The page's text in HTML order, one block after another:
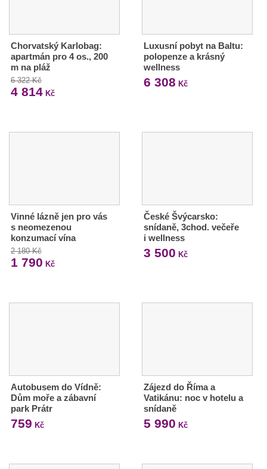
Chorvatský Karlobag:
apartmán pro 4 os., 200
m na pláž
6 322 Kč
4 814 Kč
Luxusní pobyt na Baltu:
polopenze a krásný
wellness
6 308 Kč
Vinné lázně jen pro vás
s neomezenou
konzumací vína
2 180 Kč
1 790 Kč
České Švýcarsko:
snídaně, 3chod. večeře
i wellness
3 500 Kč
Autobusem do Vídně:
Dům moře a zábavní
park Prátr
759 Kč
Zájezd do Říma a
Vatikánu: noc v hotelu a
snídaně
5 990 Kč